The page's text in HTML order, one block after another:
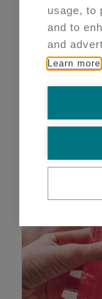
usage, to
and to
and
Learn more
Lisää